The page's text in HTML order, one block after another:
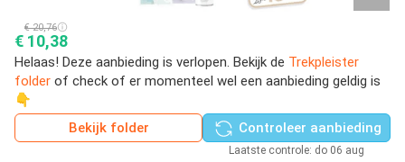
€ 20,76
€ 10,38
Helaas! Deze aanbieding is verlopen. Bekijk de Trekpleister
folder of check of er momenteel wel een aanbieding geldig is
👇
Bekijk folder
Controleer aanbieding
Laatste controle: do 06 aug